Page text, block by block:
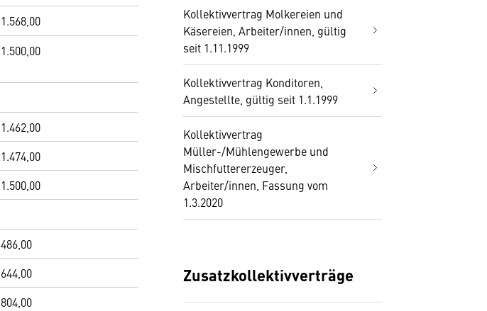
1.568,00
1.500,00
1.462,00
1.474,00
1.500,00
486,00
644,00
804,00
Kollektivvertrag Molkereien und
Käsereien, Arbeiter/innen, gültig
seit 1.11.1999
Kollektivvertrag Konditoren,
Angestellte, gültig seit 1.1.1999
Kollektivvertrag
Müller-/Mühlengewerbe und
Mischfuttererzeuger,
Arbeiter/innen, Fassung vom
1.3.2020
Zusatzkollektivverträge